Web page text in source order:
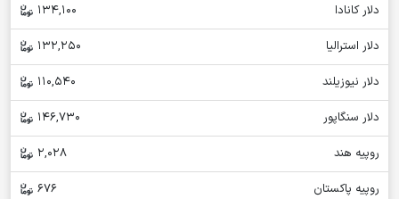
دلار کانادا
134,100
دلار استرالیا
132,250
دلار نیوزیلند
110,540
دلار سنگاپور
146,730
روپیه هند
2,028
روپیه پاکستان
676